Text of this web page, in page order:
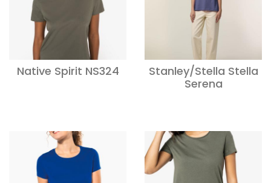
Native Spirit NS324
Stanley/Stella Stella
Serena